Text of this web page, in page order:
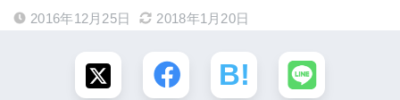
2016年12月25日 2018年1月20日